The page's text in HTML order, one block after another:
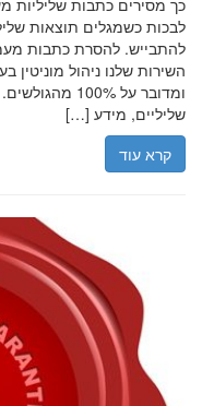
כך מסירים כתבות שליליות
לבכות כשמגלים תוצאות
להתבייש. להסרת כתבות
השירות שלנו ניהול מוניטין
ומדובר על 100%
שליליים, מידע […]
קרא עוד